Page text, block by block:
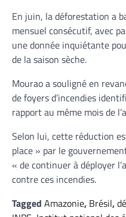
En juin, la déforestation a
mensuel consécutif, avec
une donnée inquiétante
de la saison sèche.
Mourao a souligné en
de foyers d’incendies
rapport au même mois de
Selon lui, cette réduction
place » par le
« de continuer à déployer
contre ces incendies.
Tagged Amazonie, Brésil,